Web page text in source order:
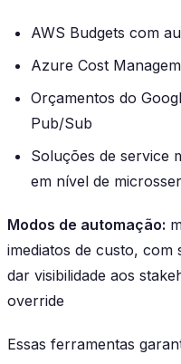
AWS Budgets com
Azure Cost
Orçamentos do
Pub/Sub
Soluções de service
em nível de
Modos de automação:
imediatos de custo, com
dar visibilidade aos
override
Essas ferramentas